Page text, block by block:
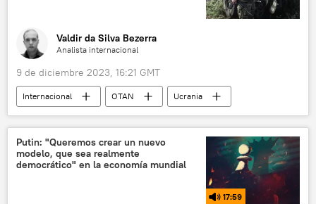
Valdir da Silva Bezerra
Analista internacional
9 de diciembre 2023, 16:21 GMT
Internacional OTAN
Ucrania
Unión Soviética (URSS)
Occidente
Adolf Hitler
Bielorrusia
Segunda Guerra Mundial
✒️ Firmas
Putin: "Queremos crear un nuevo
modelo, que sea realmente
democrático" en la economía mundial
17:59